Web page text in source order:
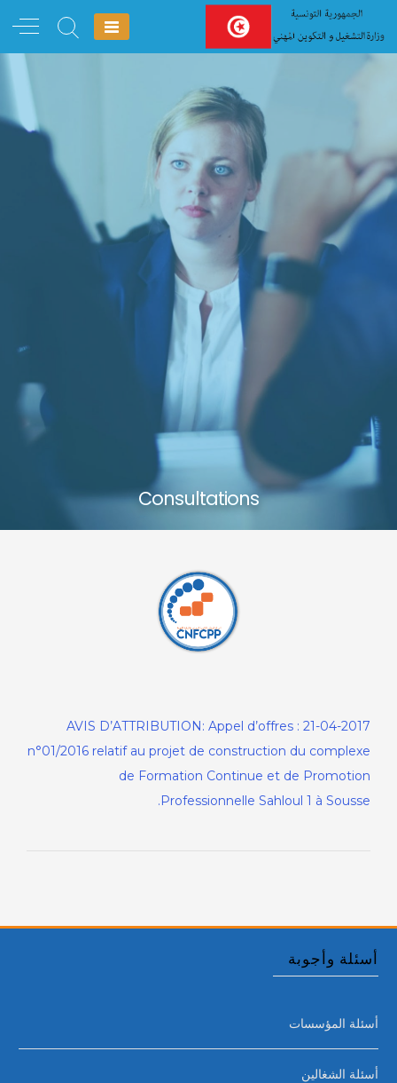
content
Consultations
21-04-2017 : AVIS D’ATTRIBUTION: Appel d’offres
n°01/2016 relatif au projet de construction du complexe
de Formation Continue et de Promotion
Professionnelle Sahloul 1 à Sousse.
أسئلة وأجوبة
أسئلة المؤسسات
أسئلة الشغالين